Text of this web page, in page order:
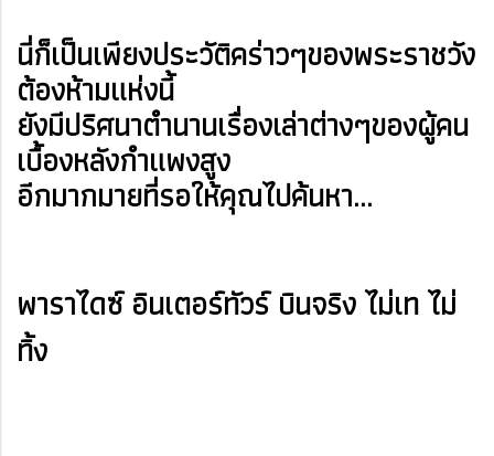
นี่ก็เป็นเพียงประวัติคร่าวๆของพระราชวัง
ต้องห้ามแห่งนี้
ยังมีปริศนาตำนานเรื่องเล่าต่างๆของผู้คน
เบื้องหลังกำแพงสูง
อีกมากมายที่รอให้คุณไปค้นหา...
พาราไดซ์ อินเตอร์ทัวร์ บินจริง ไม่เท ไม่
ทิ้ง